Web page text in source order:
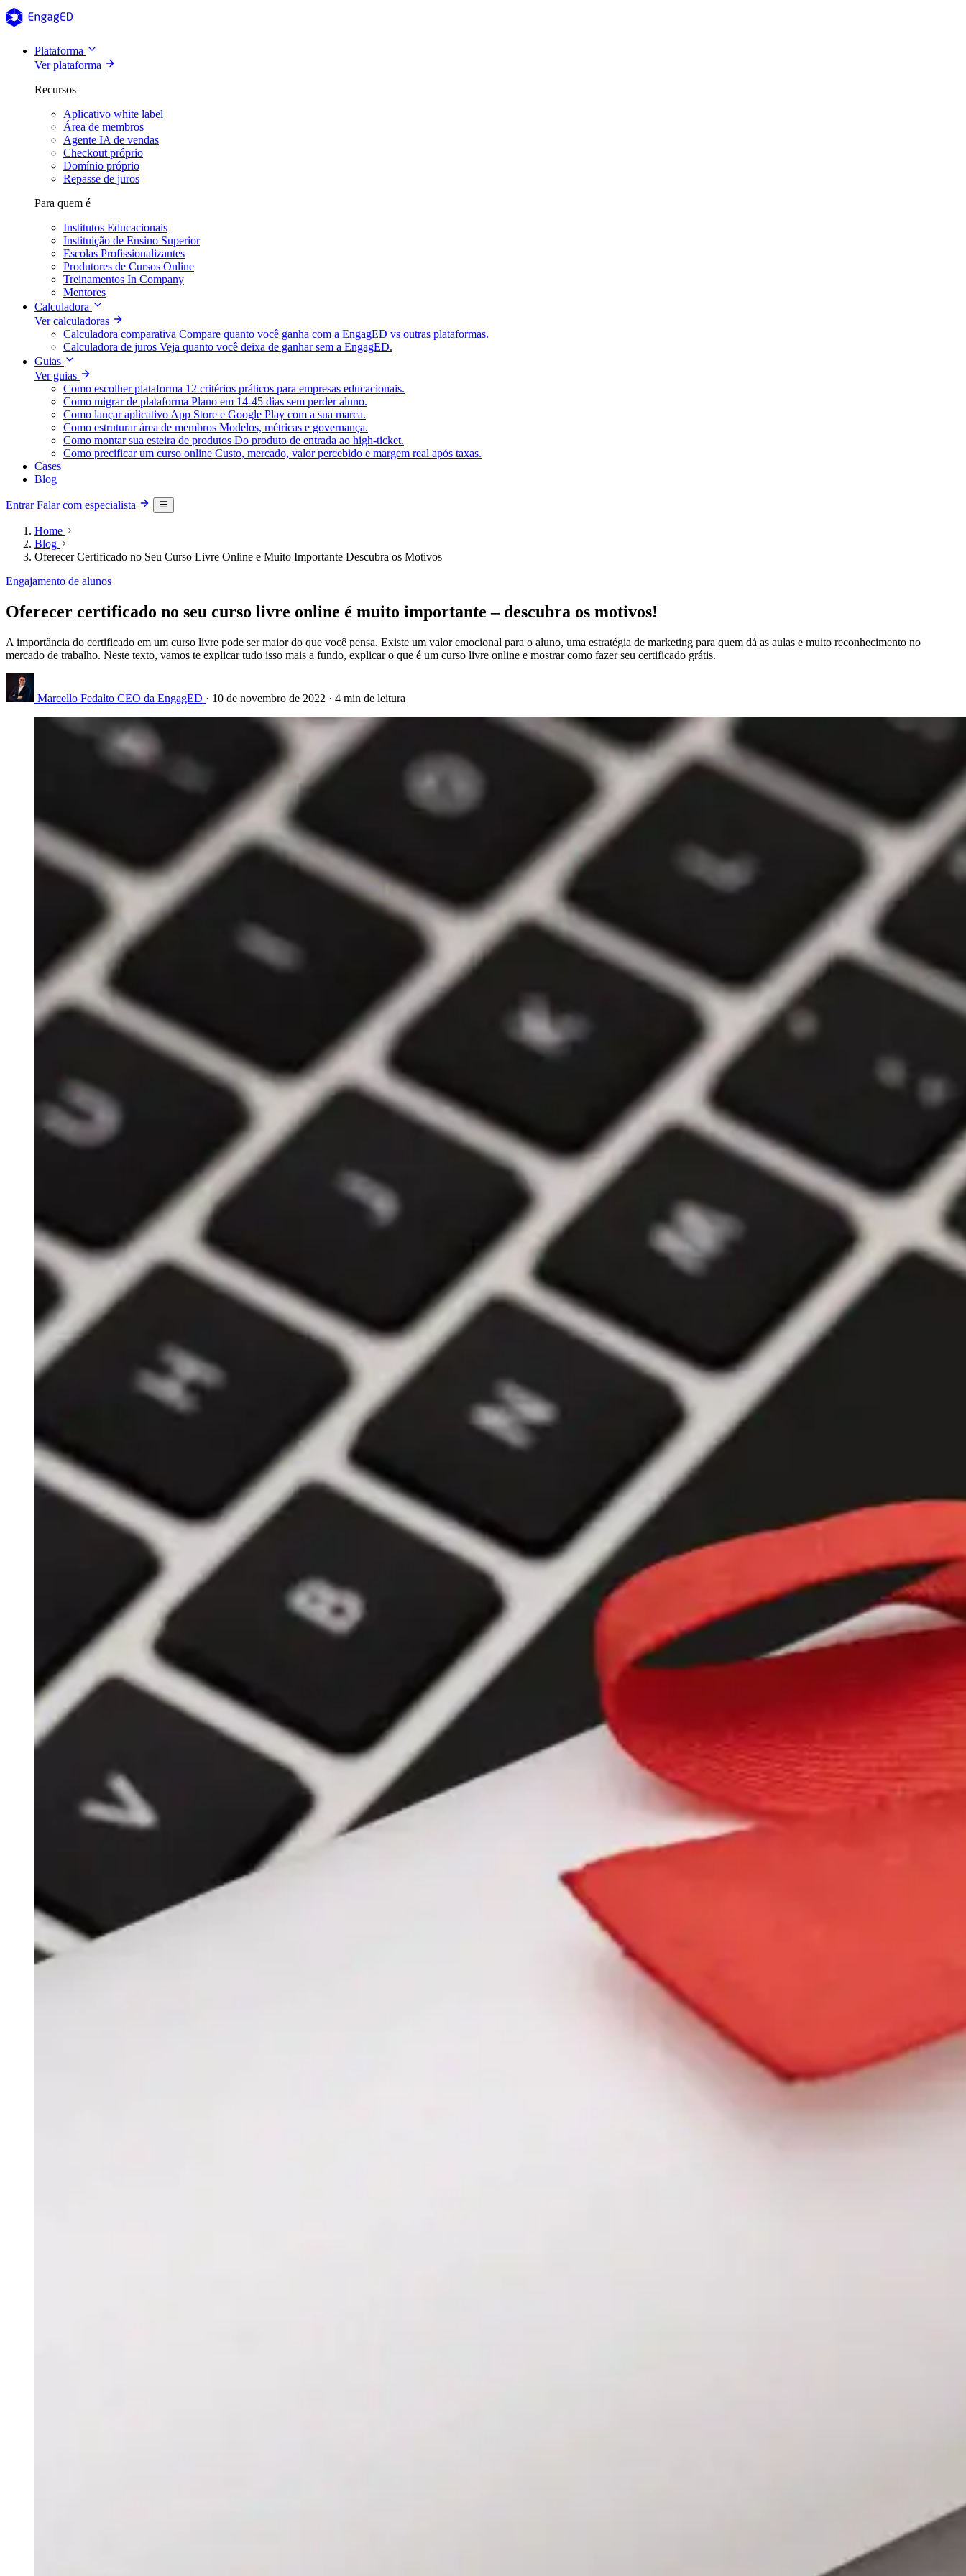
Plataforma
Ver plataforma
Recursos
Aplicativo white label
Área de membros
Agente IA de vendas
Checkout próprio
Domínio próprio
Repasse de juros
Para quem é
Institutos Educacionais
Instituição de Ensino Superior
Escolas Profissionalizantes
Produtores de Cursos Online
Treinamentos In Company
Mentores
Calculadora
Ver calculadoras
Calculadora comparativa Compare quanto você ganha com a EngagED vs outras plataformas.
Calculadora de juros Veja quanto você deixa de ganhar sem a EngagED.
Guias
Ver guias
Como escolher plataforma 12 critérios práticos para empresas educacionais.
Como migrar de plataforma Plano em 14-45 dias sem perder aluno.
Como lançar aplicativo App Store e Google Play com a sua marca.
Como estruturar área de membros Modelos, métricas e governança.
Como montar sua esteira de produtos Do produto de entrada ao high-ticket.
Como precificar um curso online Custo, mercado, valor percebido e margem real após taxas.
Cases
Blog
EntrarFalar com especialista
Home
Blog
Oferecer Certificado no Seu Curso Livre Online e Muito Importante Descubra os Motivos
Engajamento de alunos
Oferecer certificado no seu curso livre online é muito importante – descubra os motivos!
A importância do certificado em um curso livre pode ser maior do que você pensa. Existe um valor emocional para o aluno, uma estratégia de marketing para quem dá as aulas e muito reconhecimento no
mercado de trabalho. Neste texto, vamos te explicar tudo isso mais a fundo, explicar o que é um curso livre online e mostrar como fazer seu certificado grátis.
Marcello Fedalto CEO da EngagED · 10 de novembro de 2022 · 4 min de leitura